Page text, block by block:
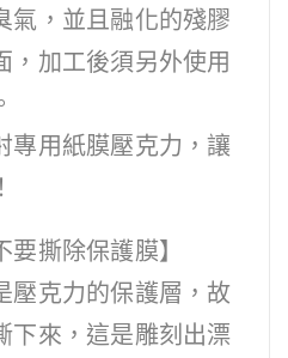
氣，並且融化的殘膠
，加工後須另外使用
專用紙膜壓克力，讓
要撕除保護膜】
壓克力的保護層，故
下來，這是雕刻出漂